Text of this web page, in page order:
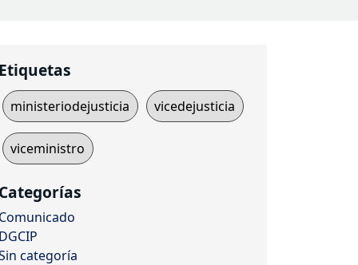
Etiquetas
ministeriodejusticia vicedejusticia
viceministro
Categorías
Comunicado
DGCIP
categoría